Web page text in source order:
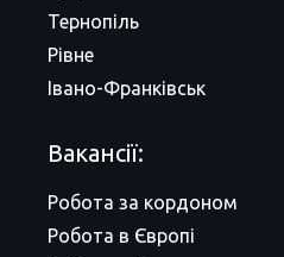
Тернопіль
Рівне
Івано-Франківськ
Вакансії:
Робота за кордоном
Робота в Європі